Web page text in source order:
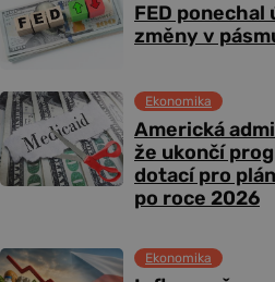
FED
změny v
Americká
že ukončí
dotací pro
po roce 2026
Ekonomika
Ekonomika